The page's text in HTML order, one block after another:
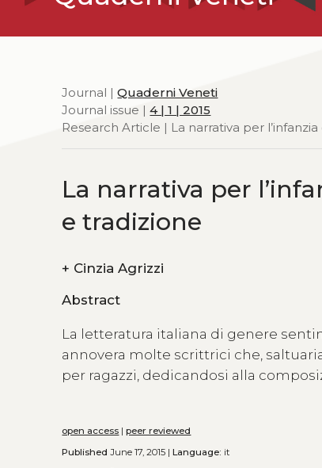
Journal |Quaderni Veneti
Journal issue |4 | 1 | 2015
Research Article | La narrativa per
La narrativa per
e tradizione
+ Cinzia Agrizzi
Abstract
La letteratura italiana di genere
annovera molte scrittrici che,
per ragazzi, dedicandosi alla
open access |peer reviewed
Published June 17, 2015 |Language: it